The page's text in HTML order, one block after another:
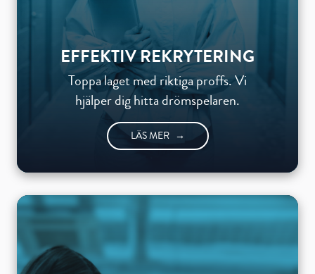
EFFEKTIV REKRYTERING
Toppa laget med riktiga proffs. Vi
hjälper dig hitta drömspelaren.
LÄS MER →